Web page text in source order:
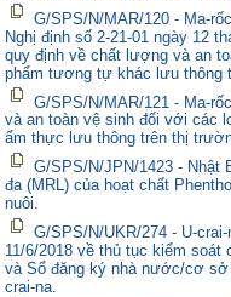
G/SPS/N/MAR/120 - Ma-
Nghị định số 2-21-01 ngày 12
quy định về chất lượng và an
phẩm tương tự khác lưu thông
G/SPS/N/MAR/121 - Ma-
và an toàn vệ sinh đối với các
ẩm thực lưu thông trên thị
G/SPS/N/JPN/1423 -
đa (MRL) của hoạt chất
nuôi.
G/SPS/N/UKR/274 - U-
11/6/2018 về thủ tục kiểm
và Sổ đăng ký nhà nước/cơ
crai-na.